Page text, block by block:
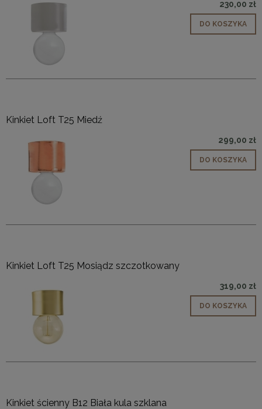
230,00 zł
DO KOSZYKA
Kinkiet Loft T25 Miedź
299,00 zł
DO KOSZYKA
Kinkiet Loft T25 Mosiądz szczotkowany
319,00 zł
DO KOSZYKA
Kinkiet ścienny B12 Biała kula szklana